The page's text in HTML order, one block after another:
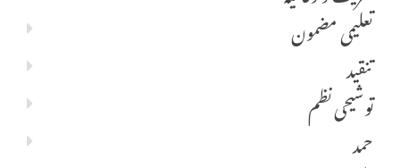
تعلیمی مضمون
تنقید
توشیحی نظم
حمد